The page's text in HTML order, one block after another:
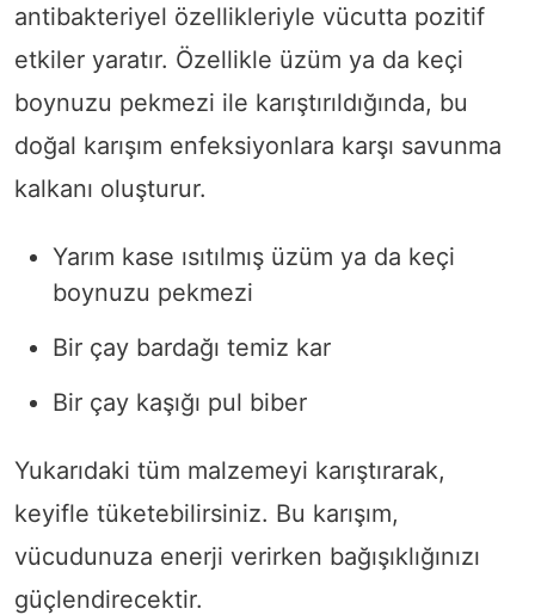
antibakteriyel özellikleriyle vücutta pozitif
etkiler yaratır. Özellikle üzüm ya da keçi
boynuzu pekmezi ile karıştırıldığında, bu
doğal karışım enfeksiyonlara karşı savunma
kalkanı oluşturur.
Yarım kase ısıtılmış üzüm ya da keçi
boynuzu pekmezi
Bir çay bardağı temiz kar
Bir çay kaşığı pul biber
Yukarıdaki tüm malzemeyi karıştırarak,
keyifle tüketebilirsiniz. Bu karışım,
vücudunuza enerji verirken bağışıklığınızı
güçlendirecektir.